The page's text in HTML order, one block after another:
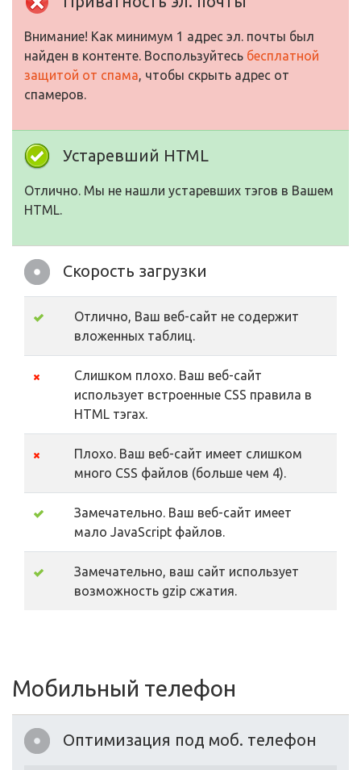
Внимание! Как минимум 1 адрес эл. почты был
найден в контенте. Воспользуйтесь бесплатной
защитой от спама, чтобы скрыть адрес от
спамеров.
Устаревший HTML
Отлично. Мы не нашли устаревших тэгов в Вашем
HTML.
Скорость загрузки
Отлично, Ваш веб-сайт не содержит
вложенных таблиц.
Слишком плохо. Ваш веб-сайт
использует встроенные CSS правила в
HTML тэгах.
Плохо. Ваш веб-сайт имеет слишком
много CSS файлов (больше чем 4).
Замечательно. Ваш веб-сайт имеет
мало JavaScript файлов.
Замечательно, ваш сайт использует
возможность gzip сжатия.
Мобильный телефон
Оптимизация под моб. телефон